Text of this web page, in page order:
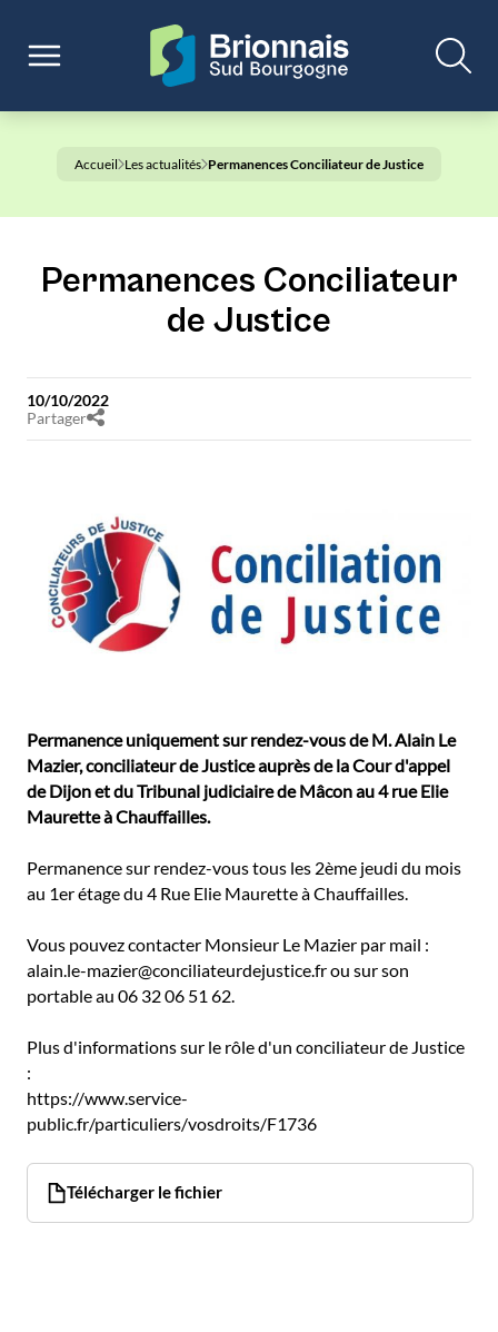
Accueil Les actualités Permanences Conciliateur de Justice
Permanences Conciliateur
de Justice
10/10/2022
Partager
Permanence uniquement sur rendez-vous de M. Alain Le
Mazier, conciliateur de Justice auprès de la Cour d'appel
de Dijon et du Tribunal judiciaire de Mâcon au 4 rue Elie
Maurette à Chauffailles.
Permanence sur rendez-vous tous les 2ème jeudi du mois
au 1er étage du 4 Rue Elie Maurette à Chauffailles.
Vous pouvez contacter Monsieur Le Mazier par mail :
alain.le-mazier@conciliateurdejustice.fr ou sur son
portable au 06 32 06 51 62.
Plus d'informations sur le rôle d'un conciliateur de Justice
:
https://www.service-
public.fr/particuliers/vosdroits/F1736
Télécharger le fichier